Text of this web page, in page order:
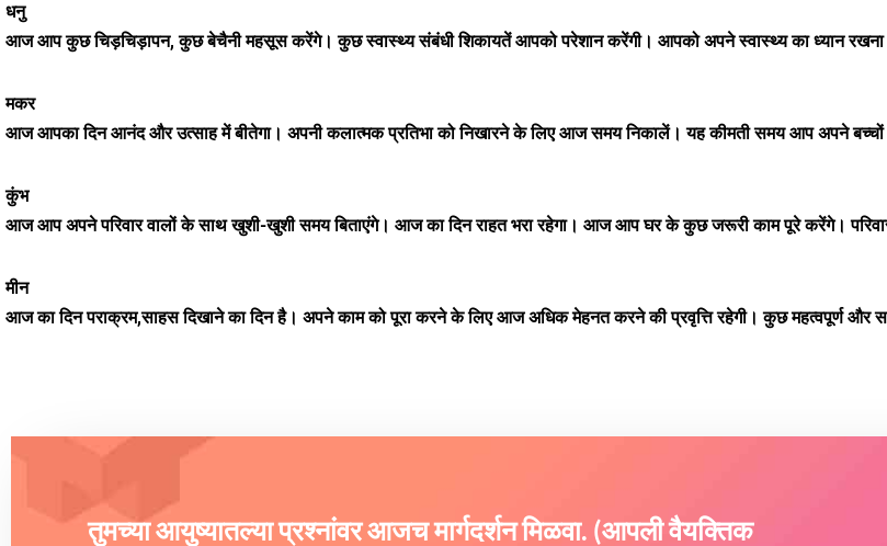
धनु
आज आप कुछ चिड़चिड़ापन, कुछ बेचैनी महसूस करेंगे। कुछ स्वास्थ्य संबंधी शिकायतें आपको परेशान करेंगी। आपको अपने स्वास्थ्य का ध्यान रखना
मकर
आज आपका दिन आनंद और उत्साह में बीतेगा। अपनी कलात्मक प्रतिभा को निखारने के लिए आज समय निकालें। यह कीमती समय आप अपने बच्चों
कुंभ
आज आप अपने परिवार वालों के साथ खुशी-खुशी समय बिताएंगे। आज का दिन राहत भरा रहेगा। आज आप घर के कुछ जरूरी काम पूरे करेंगे। परिवार
मीन
आज का दिन पराक्रम,साहस दिखाने का दिन है। अपने काम को पूरा करने के लिए आज अधिक मेहनत करने की प्रवृत्ति रहेगी। कुछ महत्वपूर्ण और
तुमच्या आयुष्यातल्या प्रश्नांवर आजच मार्गदर्शन मिळवा. (आपली वैयक्तिक